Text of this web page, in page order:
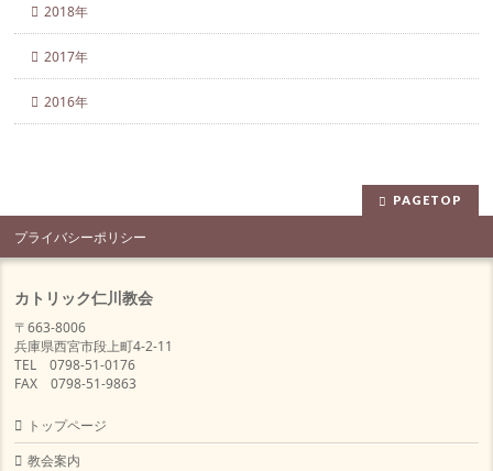
2018年
2017年
2016年
PAGETOP
プライバシーポリシー
カトリック仁川教会
〒663-8006
兵庫県西宮市段上町4-2-11
TEL 0798-51-0176
FAX 0798-51-9863
トップページ
教会案内